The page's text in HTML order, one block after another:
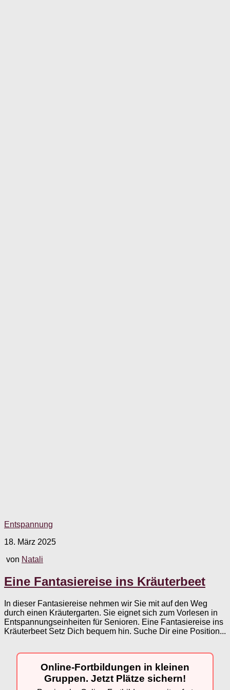
Entspannung
18. März 2025
von Natali
Eine Fantasiereise ins Kräuterbeet
In dieser Fantasiereise nehmen wir Sie mit auf den Weg
durch einen Kräutergarten. Sie eignet sich zum Vorlesen in
Entspannungseinheiten für Senioren. Eine Fantasiereise ins
Kräuterbeet Setz Dich bequem hin. Suche Dir eine Position...
Online-Fortbildungen in kleinen
Gruppen. Jetzt Plätze sichern!